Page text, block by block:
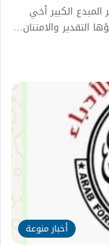
الكبير أخي
التقدير والامتنان…
أخبار منوعة